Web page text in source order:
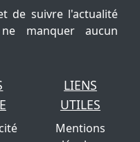
de suivre l'actualité
manquer aucun
LIENS
UTILES
Mentions